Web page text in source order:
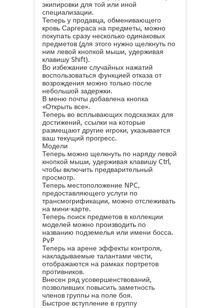
экипировки для той или иной
специализации.
Теперь у продавца, обменивающего
кровь Саргераса на предметы, можно
покупать сразу несколько одинаковых
предметов (для этого нужно щелкнуть по
ним левой кнопкой мыши, удерживая
клавишу Shift).
Во избежание случайных нажатий
воспользоваться функцией отказа от
возрождения можно только после
небольшой задержки.
В меню почты добавлена кнопка
«Открыть все».
Теперь во всплывающих подсказках для
достижений, ссылки на которые
размещают другие игроки, указывается
ваш текущий прогресс.
Модели
Теперь можно щелкнуть по наряду левой
кнопкой мыши, удерживая клавишу Ctrl,
чтобы включить предварительный
просмотр.
Теперь местоположение NPC,
предоставляющего услуги по
трансмогрификации, можно отслеживать
на мини-карте.
Теперь поиск предметов в коллекции
моделей можно производить по
названию подземелья или имени босса.
PvP
Теперь на арене эффекты контроля,
накладываемые талантами чести,
отображаются на рамках портретов
противников.
Внесен ряд усовершенствований,
позволивших повысить заметность
членов группы на поле боя.
Быстрое вступление в группу